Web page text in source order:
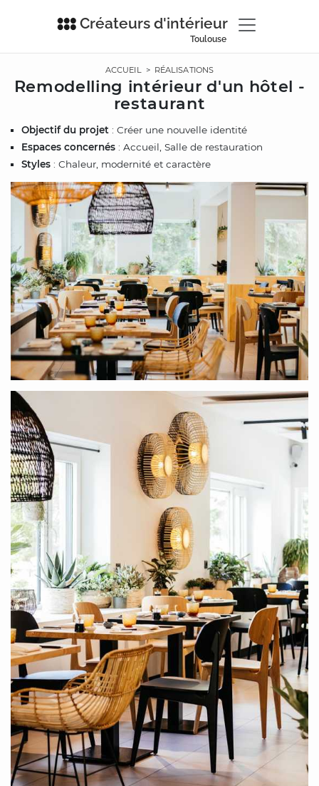
Créateurs d'intérieur
Toulouse
ACCUEIL> RÉALISATIONS
Remodelling intérieur d'un hôtel -
restaurant
Objectif du projet : Créer une nouvelle identité
Espaces concernés : Accueil, Salle de restauration
Styles : Chaleur, modernité et caractère